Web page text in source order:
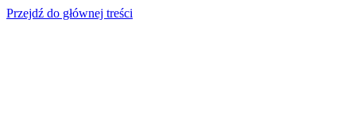
Przejdź do głównej treści